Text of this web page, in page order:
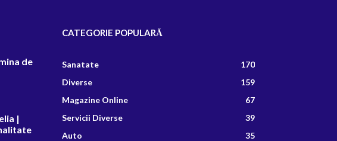
de
|
CATEGORIE POPULARĂ
Sanatate
170
Diverse
159
Magazine Online
67
Servicii Diverse
39
Auto
35